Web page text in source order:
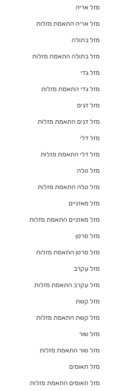
מזל אריה
מזל אריה התאמת מזלות
מזל בתולה
מזל בתולה התאמת מזלות
מזל גדי
מזל גדי התאמת מזלות
מזל דגים
מזל דגים התאמת מזלות
מזל דלי
מזל דלי התאמת מזלות
מזל טלה
מזל טלה התאמת מזלות
מזל מאזניים
מזל מאזניים התאמת מזלות
מזל סרטן
מזל סרטן התאמת מזלות
מזל עקרב
מזל עקרב התאמת מזלות
מזל קשת
מזל קשת התאמת מזלות
מזל שור
מזל שור התאמת מזלות
מזל תאומים
מזל תאומים התאמת מזלות